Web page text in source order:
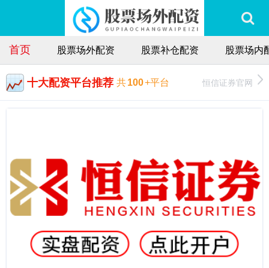
首页 股票场外配资 股票补仓配资 股票场内
十大配资平台推荐 共100+平台 恒信证券官网